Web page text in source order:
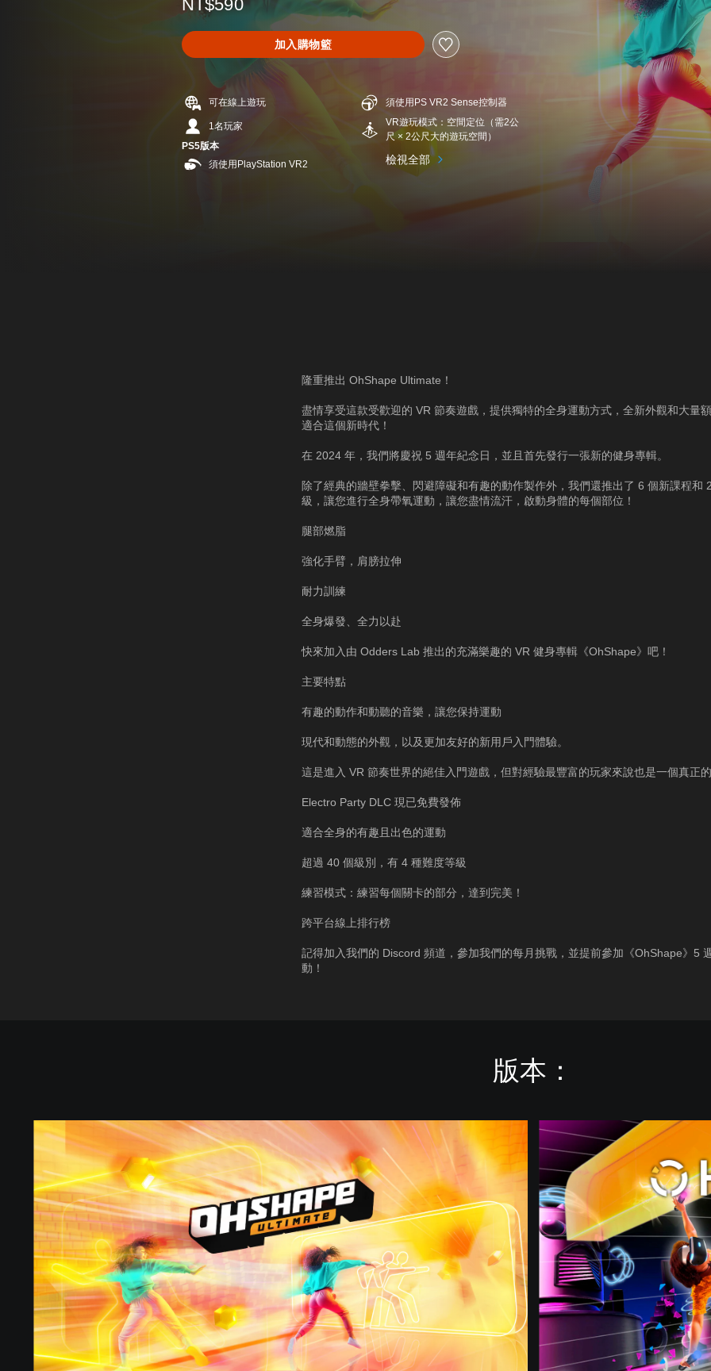
NT$590
加入購物籃
可在線上遊玩
1名玩家
PS5版本
須使用PlayStation VR2
須使用PS VR2 Sense控制器
VR遊玩模式：空間定位（需2公
尺 × 2公尺大的遊玩空間）
檢視全部
隆重推出 OhShape Ultimate！
盡情享受這款受歡迎的 VR 節奏遊戲，提供獨特的全身運動方式，全新外觀和大量額
適合這個新時代！
在 2024 年，我們將慶祝 5 週年紀念日，並且首先發行一張新的健身專輯。
除了經典的牆壁拳擊、閃避障礙和有趣的動作製作外，我們還推出了 6 個新課程和
級，讓您進行全身帶氧運動，讓您盡情流汗，啟動身體的每個部位！
腿部燃脂
強化手臂，肩膀拉伸
耐力訓練
全身爆發、全力以赴
快來加入由 Odders Lab 推出的充滿樂趣的 VR 健身專輯《OhShape》吧！
主要特點
有趣的動作和動聽的音樂，讓您保持運動
現代和動態的外觀，以及更加友好的新用戶入門體驗。
這是進入 VR 節奏世界的絕佳入門遊戲，但對經驗最豐富的玩家來說也是一個真正的
Electro Party DLC 現已免費發佈
適合全身的有趣且出色的運動
超過 40 個級別，有 4 種難度等級
練習模式：練習每個關卡的部分，達到完美！
跨平台線上排行榜
記得加入我們的 Discord 頻道，參加我們的每月挑戰，並提前參加《OhShape》5
動！
版本：
h
h
a
p
U
l
t
i
m
a
t
e
O
h
a
p
e
簡
中
文
韓